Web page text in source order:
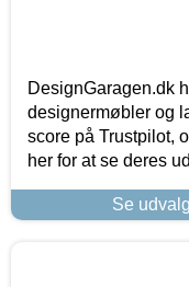
DesignGaragen.dk
designermøbler og
score på Trustpilot,
her for at se deres
Se